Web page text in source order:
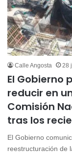
Calle Angosta 28
El Gobierno
reducir en
Comisión
tras los
El Gobierno
reestructuración de